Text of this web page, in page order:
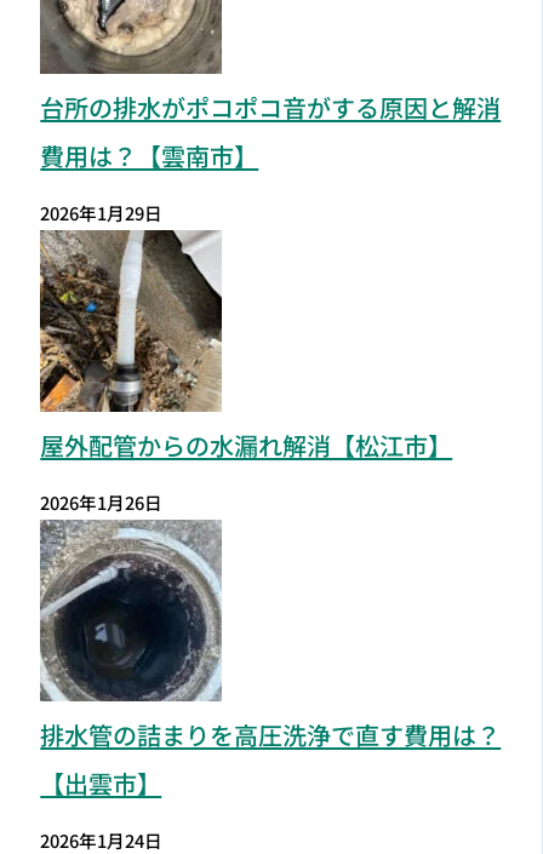
台所の排水がポコポコ音がする原因と解消
費用は？【雲南市】
2026年1月29日
屋外配管からの水漏れ解消【松江市】
2026年1月26日
排水管の詰まりを高圧洗浄で直す費用は？
【出雲市】
2026年1月24日